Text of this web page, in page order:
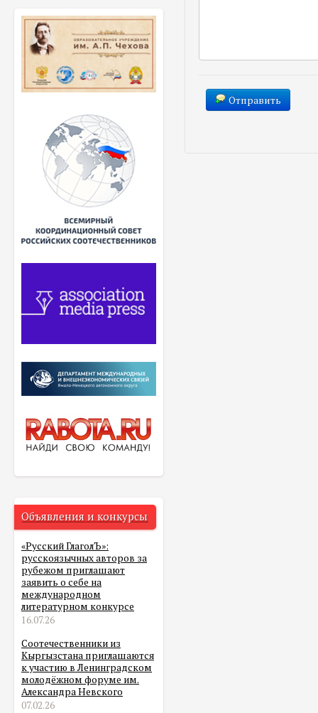
Объявления и конкурсы
«Русский ГлаголЪ»:
русскоязычных авторов за
рубежом приглашают
заявить о себе на
международном
литературном конкурсе
16.07.26
Соотечественники из
Кыргызстана приглашаются
к участию в Ленинградском
молодёжном форуме им.
Александра Невского
07.02.26
Отправить